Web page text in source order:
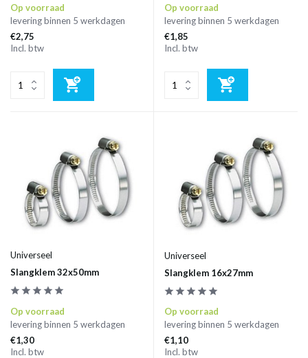
Op voorraad
levering binnen 5 werkdagen
€2,75
Incl. btw
Op voorraad
levering binnen 5 werkdagen
€1,85
Incl. btw
Universeel
Slangklem 32x50mm
Op voorraad
levering binnen 5 werkdagen
€1,30
Incl. btw
Universeel
Slangklem 16x27mm
Op voorraad
levering binnen 5 werkdagen
€1,10
Incl. btw